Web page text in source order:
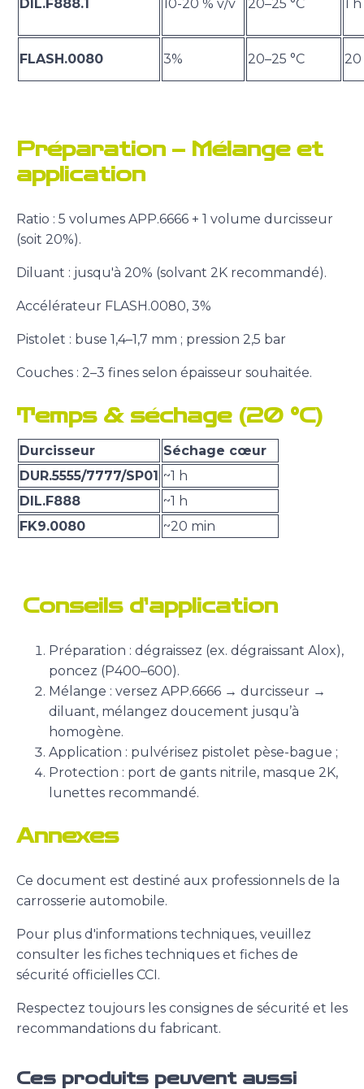
DIL.F888.1 10-20 % v/v 20–25 °C 1 h
FLASH.0080 3% 20–25 °C
Préparation – Mélange et
application
Ratio : 5 volumes APP.6666 + 1 volume durcisseur
(soit 20%).
Diluant : jusqu'à 20% (solvant 2K recommandé).
Accélérateur FLASH.0080, 3%
Pistolet : buse 1,4–1,7 mm ; pression 2,5 bar
Couches : 2–3 fines selon épaisseur souhaitée.
Temps & séchage (20 °C)
Durcisseur
Séchage cœur
DUR.5555/7777/SP01 ~1 h
DIL.F888
~1 h
FK9.0080
~20 min
Conseils d’application
Préparation : dégraissez (ex. dégraissant Alox),
poncez (P400–600).
Mélange : versez APP.6666 → durcisseur →
diluant, mélangez doucement jusqu’à
homogène.
Application : pulvérisez pistolet pèse-bague ;
Protection : port de gants nitrile, masque 2K,
lunettes recommandé.
Annexes
Ce document est destiné aux professionnels de la
carrosserie automobile.
Pour plus d'informations techniques, veuillez
consulter les fiches techniques et fiches de
sécurité officielles CCI.
Respectez toujours les consignes de sécurité et les
recommandations du fabricant.
Ces produits peuvent aussi